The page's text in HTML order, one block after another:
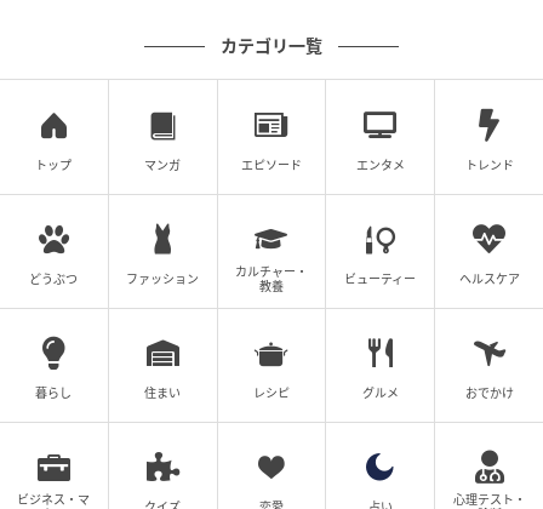
カテゴリ一覧
トップ マンガ エピソード エンタメ トレンド
どうぶつ ファッション
カルチャー・
教養
ビューティー ヘルスケア
暮らし 住まい レシピ グルメ おでかけ
ビジネス・マ
心理テスト・